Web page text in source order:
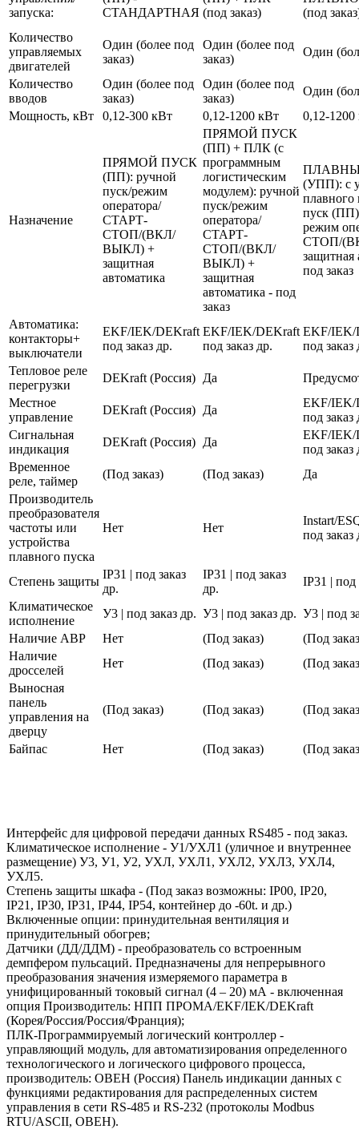
запуска:
СТАНДАРТНАЯ (под заказ)
(под
Количество
управляемых
двигателей
Один (более под
заказ)
Один (более под
заказ)
Один
Количество
вводов
Один (более под
заказ)
Один (более под
заказ)
Один
Мощность, кВт
0,12-300 кВт 0,12-1200 кВт 0,12-1200
Назначение
ПРЯМОЙ ПУСК
(ПП): ручной
пуск/режим
оператора/
СТАРТ-
СТОП/(ВКЛ/
ВЫКЛ) +
защитная
автоматика
ПРЯМОЙ ПУСК
(ПП) + ПЛК (с
программным
логистическим
модулем): ручной
пуск/режим
оператора/
СТАРТ-
СТОП/(ВКЛ/
ВЫКЛ) +
защитная
автоматика - под
заказ
(УПП): с
плавного
пуск
режим
СТОП/
защитная
под заказ
Автоматика:
контакторы+
выключатели
EKF/IEK/DEKraft
под заказ др.
EKF/IEK/DEKraft
под заказ др.
EKF/IEK/
под заказ
Тепловое реле
перегрузки
DEKraft (Россия) Да
Местное
управление
DEKraft (Россия) Да
EKF/IEK/
под заказ
Сигнальная
индикация
DEKraft (Россия) Да
EKF/IEK/
под заказ
Временное
реле, таймер
(Под заказ) (Под заказ)
Да
Производитель
преобразователя
частоты или
устройства
плавного пуска
Нет Нет
Instart/
под заказ
Степень защиты
IP31 | под заказ
др.
IP31 | под заказ
др.
IP31 | под
Климатическое
исполнение
У3 | под заказ др. У3 | под заказ др. У3 | под
Наличие АВР
Нет (Под заказ)
(Под
Наличие
дросселей
Нет (Под заказ)
(Под
Выносная
панель
управления на
дверцу
(Под заказ) (Под заказ) (Под
Байпас Нет (Под заказ) (Под
Интерфейс для цифровой передачи данных RS485 - под заказ.
Климатическое исполнение - У1/УХЛ1 (уличное и внутреннее
размещение) У3, У1, У2, УХЛ, УХЛ1, УХЛ2, УХЛ3, УХЛ4,
УХЛ5.
Степень защиты шкафа - (Под заказ возможны: IP00, IP20,
IP21, IP30, IP31, IP44, IP54, контейнер до -60t. и др.)
Включенные опции: принудительная вентиляция и
принудительный обогрев;
Датчики (ДД/ДДМ) - преобразователь со встроенным
демпфером пульсаций. Предназначены для непрерывного
преобразования значения измеряемого параметра в
унифицированный токовый сигнал (4 – 20) мА - включенная
опция Производитель: НПП ПРОМА/EKF/IEK/DEKraft
(Корея/Россия/Россия/Франция);
ПЛК-Программируемый логический контроллер -
управляющий модуль, для автоматизирования определенного
технологического и логического цифрового процесса,
производитель: ОВЕН (Россия) Панель индикации данных с
функциями редактирования для распределенных систем
управления в сети RS-485 и RS-232 (протоколы Modbus
RTU/ASCII, ОВЕН).